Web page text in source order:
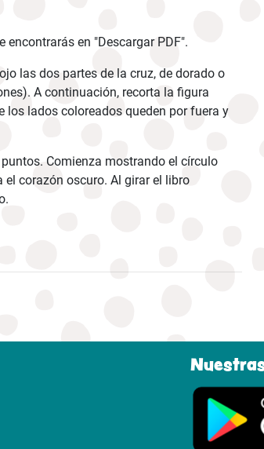
en "Descargar PDF".
las dos partes de la cruz, de dorado o
A continuación, recorta la figura
los lados coloreados queden por fuera y
Comienza mostrando el círculo
corazón oscuro. Al girar el libro